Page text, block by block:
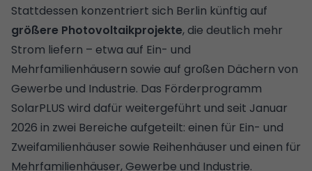
Stattdessen konzentriert sich Berlin künftig auf
größere Photovoltaikprojekte, die deutlich mehr
Strom liefern – etwa auf Ein- und
Mehrfamilienhäusern sowie auf großen Dächern von
Gewerbe und Industrie. Das Förderprogramm
SolarPLUS wird dafür weitergeführt und seit Januar
2026 in zwei Bereiche aufgeteilt: einen für Ein- und
Zweifamilienhäuser sowie Reihenhäuser und einen für
Mehrfamilienhäuser, Gewerbe und Industrie.